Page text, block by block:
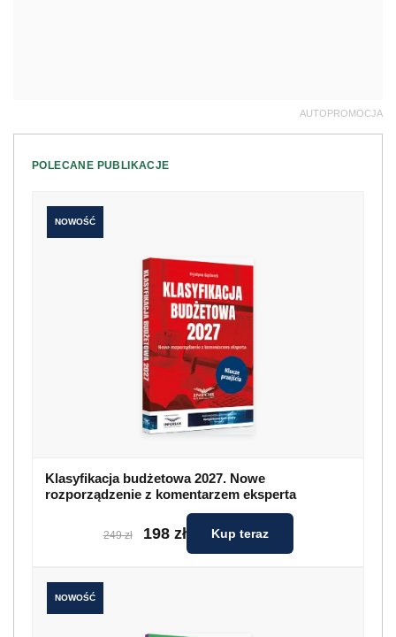
AUTOPROMOCJA
POLECANE PUBLIKACJE
NOWOŚĆ
Klasyfikacja budżetowa 2027. Nowe
rozporządzenie z komentarzem eksperta
249 zł 198 zł Kup teraz
NOWOŚĆ